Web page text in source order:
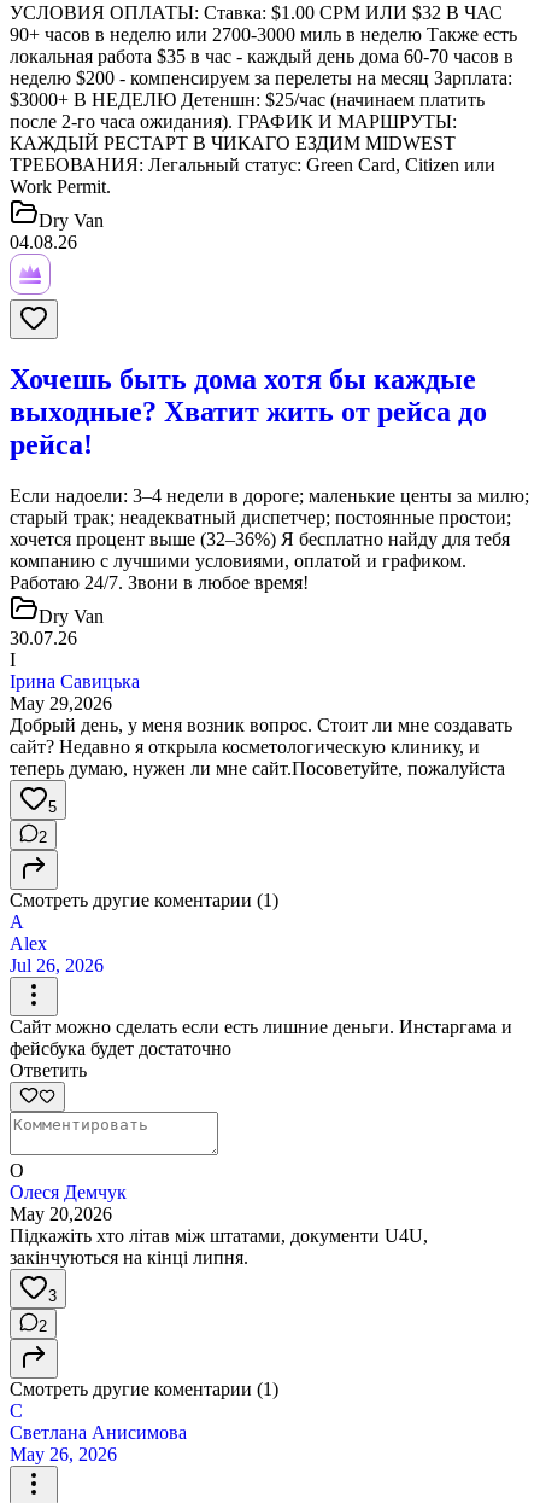
УСЛОВИЯ ОПЛАТЫ: Ставка: $1.00 CPM ИЛИ $32 В ЧАС
90+ часов в неделю или 2700-3000 миль в неделю Также есть
локальная работа $35 в час - каждый день дома 60-70 часов в
неделю $200 - компенсируем за перелеты на месяц Зарплата:
$3000+ В НЕДЕЛЮ Детеншн: $25/час (начинаем платить
после 2-го часа ожидания). ГРАФИК И МАРШРУТЫ:
КАЖДЫЙ РЕСТАРТ В ЧИКАГО ЕЗДИМ MIDWEST
ТРЕБОВАНИЯ: Легальный статус: Green Card, Citizen или
Work Permit.
Dry Van
04.08.26
Хочешь быть дома хотя бы каждые
выходные? Хватит жить от рейса до
рейса!
Если надоели: 3–4 недели в дороге; маленькие центы за милю;
старый трак; неадекватный диспетчер; постоянные простои;
хочется процент выше (32–36%) Я бесплатно найду для тебя
компанию с лучшими условиями, оплатой и графиком.
Работаю 24/7. Звони в любое время!
Dry Van
30.07.26
І
Ірина Савицька
May 29,2026
Добрый день, у меня возник вопрос. Стоит ли мне создавать
сайт? Недавно я открыла косметологическую клинику, и
теперь думаю, нужен ли мне сайт.Посоветуйте, пожалуйста
5
2
Смотреть другие коментарии (1)
A
Alex
Jul 26, 2026
Сайт можно сделать если есть лишние деньги. Инстаргама и
фейсбука будет достаточно
Ответить
О
Олеся Демчук
May 20,2026
Підкажіть хто літав між штатами, документи U4U,
закінчуються на кінці липня.
3
2
Смотреть другие коментарии (1)
С
Светлана Анисимова
May 26, 2026